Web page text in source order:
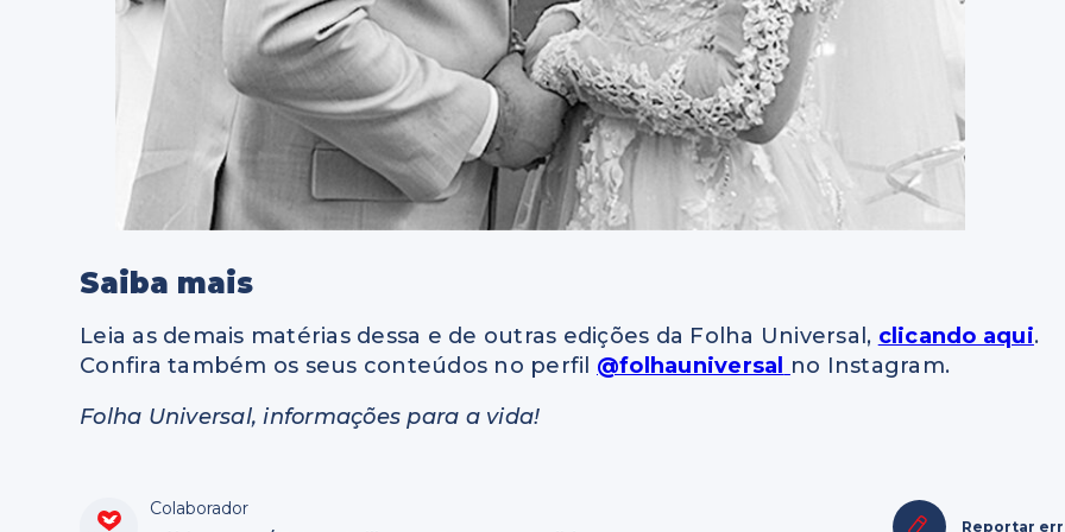
Saiba mais
Leia as demais matérias dessa e de outras edições da Folha Universal, clicando aqui.
Confira também os seus conteúdos no perfil @folhauniversal
no Instagram.
Folha Universal, informações para a vida!
Colaborador
Reportar